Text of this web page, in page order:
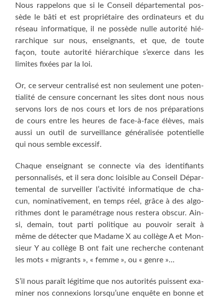
Nous rap­pe­lons que si le Conseil dépar­te­men­tal pos­
sède le bâti et est pro­prié­taire des ordi­na­teurs et du
réseau infor­ma­tique, il ne pos­sède nulle auto­ri­té hié­
rar­chique sur nous, ensei­gnants, et que, de toute
façon, toute auto­ri­té hié­rar­chique s’exerce dans les
limites fixées par la loi.
Or, ce ser­veur cen­tra­li­sé est non seule­ment une poten­
tia­li­té de cen­sure concer­nant les sites dont nous nous
ser­vons lors de nos cours et lors de nos pré­pa­ra­tions
de cours entre les heures de face-à-face élèves, mais
aus­si un outil de sur­veillance géné­ra­li­sée poten­tielle
qui nous semble excessif.
Chaque ensei­gnant se connecte via des iden­ti­fiants
per­son­na­li­sés, et il sera donc loi­sible au Conseil Dépar­
te­men­tal de sur­veiller l’activité infor­ma­tique de cha­
cun, nomi­na­ti­ve­ment, en temps réel, grâce à des algo­
rithmes dont le para­mé­trage nous res­te­ra obs­cur. Ain­
si, demain, tout par­ti poli­tique au pou­voir serait à
même de détec­ter que Madame X au col­lège A et Mon­
sieur Y au col­lège B ont fait une recherche conte­nant
les mots « migrants », « femme », ou « genre »…
S’il nous paraît légi­time que nos auto­ri­tés puissent exa­
mi­ner nos connexions lorsqu’une enquête en bonne et